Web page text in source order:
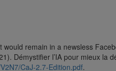
remain in a newsless
Démystifier l’IA pour mieux la
CaJ-2.7-Edition.pdf.